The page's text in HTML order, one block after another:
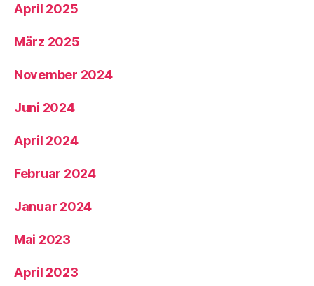
April 2025
März 2025
November 2024
Juni 2024
April 2024
Februar 2024
Januar 2024
Mai 2023
April 2023